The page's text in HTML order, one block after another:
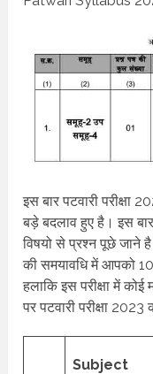
इस बार पटवारी
बड़े बदलाव हुए है। इस
विषयो से प्रश्न पूछे जाने
की समयावधि में आपको
हलाकि इस परीक्षा में
पर पटवारी परीक्षा
Subject